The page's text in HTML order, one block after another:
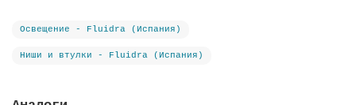
Освещение - Fluidra (Испания)
Ниши и втулки - Fluidra (Испания)